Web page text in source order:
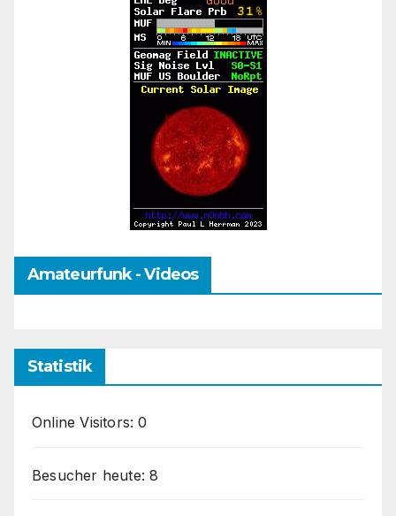
Amateurfunk - Videos
Statistik
Online Visitors:0
Besucher heute:8